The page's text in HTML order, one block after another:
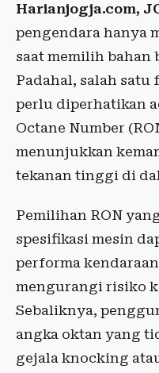
Harianjogja.com,
pengendara hanya
saat memilih bahan
Padahal, salah
perlu diperhatikan
Octane Number
menunjukkan
tekanan tinggi di
Pemilihan RON
spesifikasi mesin
performa
mengurangi risiko
Sebaliknya,
angka oktan yang
gejala knocking